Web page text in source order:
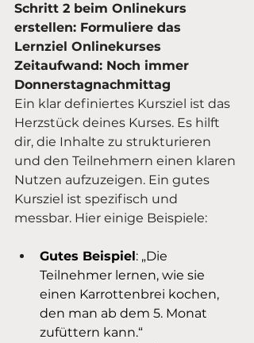
Schritt 2 beim Onlinekurs
erstellen: Formuliere das
Lernziel Onlinekurses
Zeitaufwand: Noch immer
Donnerstagnachmittag
Ein klar definiertes Kursziel ist das
Herzstück deines Kurses. Es hilft
dir, die Inhalte zu strukturieren
und den Teilnehmern einen klaren
Nutzen aufzuzeigen. Ein gutes
Kursziel ist spezifisch und
messbar. Hier einige Beispiele:
Gutes Beispiel: „Die
Teilnehmer lernen, wie sie
einen Karrottenbrei kochen,
den man ab dem 5. Monat
zufüttern kann.“